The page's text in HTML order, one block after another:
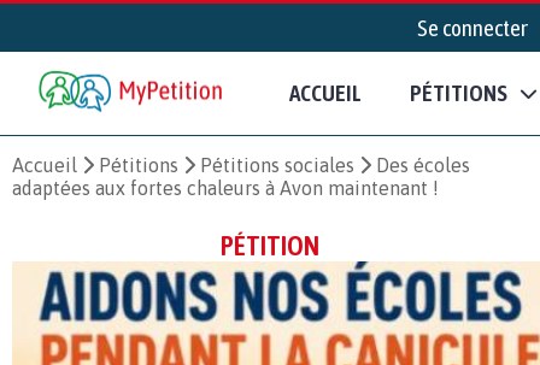
Se connecter
ACCUEIL PÉTITIONS
Accueil Pétitions Pétitions sociales
Des écoles
adaptées aux fortes chaleurs à Avon maintenant !
PÉTITION